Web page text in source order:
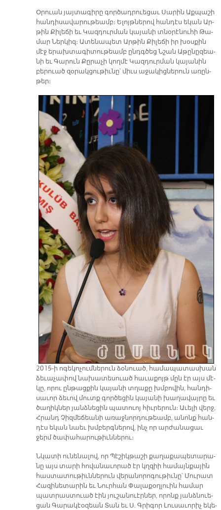
Օ­րուան յայ­տա­գի­րը գոր­ծադ­րուե­ցաւ Սա­րին Աք­պա­շի
հան­դի­սա­վա­րու­թեամբ։ Ե­լոյթ­նե­րով հան­դէս ե­կան Ար­
թին Քի­լե­ճի եւ Կազ­դուր­ման կա­յա­նի տնօ­րէ­նու­հի Թա­
մար Ներ­կիզ։ Ա­տե­նա­պետ Ար­թին Քի­լե­ճի իր խօս­քին
մէջ ե­րախ­տա­գի­տու­թեամբ ընդգ­ծեց Նշան Ա­թը­նը­զեա­
նի եւ Գա­րուն Քը­րա­չի կող­մէ Կազ­դուր­ման կա­յա­նին
բե­րուած զօ­րակ­ցու­թիւ­նը՝ միւս ա­ջա­կից­նե­րուն ա­ռըն­
թեր։
2015-ի ո­գե­կո­չում­նե­րուն ձօ­նուած, հա­մա­պա­տաս­խան
ձե­ւա­չա­փով նա­խա­տե­սուած հա­ւա­քոյթ մըն էր այս մէ­
կը, ո­րու ըն­թաց­քին կա­յա­նի տղա­քը խմբո­վին, հան­դի­
սա­ւոր ձե­ւով մուտք գոր­ծե­ցին կա­յա­նի խա­ղա­վայ­րը եւ
ծա­ղիկ­ներ յանձ­նե­ցին պա­տուոյ հիւ­րե­րուն։ Ա­ւե­լի վերջ,
Հրանդ Չիզ­մե­ճեա­նի ա­ռաջ­նոր­դու­թեամբ, ա­նոնք հան­
դէս ե­կան նաեւ խմբերգ­նե­րով, ինչ որ ար­ժա­նա­ցաւ
ջերմ ծա­փա­հա­րու­թիւն­նե­րու։
Նկա­տի ու­նե­նա­լով, որ Պէ­շիկ­թա­շի քա­ղա­քա­պե­տա­րա­
նը այս տա­րի հո­վա­նա­ւո­րած էր կղզիի հա­մայն­քա­յին
հաս­տա­տու­թիւն­նե­րուն վե­րա­նո­րո­գու­թիւ­նը՝ Մու­րատ
Հա­զի­նե­տա­րին եւ Նուր­հան Փա­լա­քօղ­լուին հա­մար
պատ­րաս­տուած էին յու­շանուէր­ներ, ո­րոնք յանձ­նուե­
ցան Գա­րա­կէօ­զեան Տան եւ Ս. Գրի­գոր Լու­սա­ւո­րիչ ե­կե­